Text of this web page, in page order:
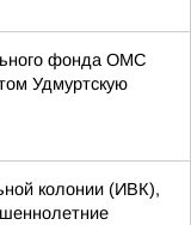
фонда ОМС
Удмуртскую
колонии (ИВК),